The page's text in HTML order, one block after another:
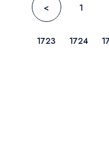
< 1
1723 1724